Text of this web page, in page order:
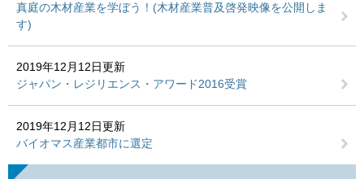
真庭の木材産業を学ぼう！(木材産業普及啓発映像を公開しま
す)
2019年12月12日更新
ジャパン・レジリエンス・アワード2016受賞
2019年12月12日更新
バイオマス産業都市に選定